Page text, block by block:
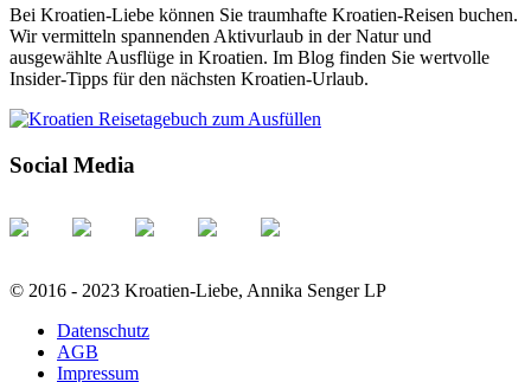
Bei Kroatien-Liebe können Sie traumhafte Kroatien-Reisen buchen.
Wir vermitteln spannenden Aktivurlaub in der Natur und
ausgewählte Ausflüge in Kroatien. Im Blog finden Sie wertvolle
Insider-Tipps für den nächsten Kroatien-Urlaub.
Social Media
© 2016 - 2023 Kroatien-Liebe, Annika Senger LP
Datenschutz
AGB
Impressum